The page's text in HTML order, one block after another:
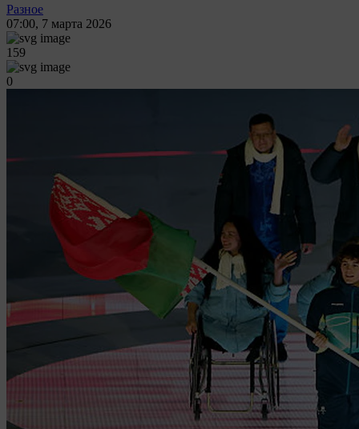
Разное
07:00, 7 марта 2026
159
0